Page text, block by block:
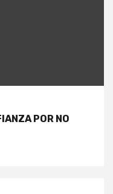
POR NO